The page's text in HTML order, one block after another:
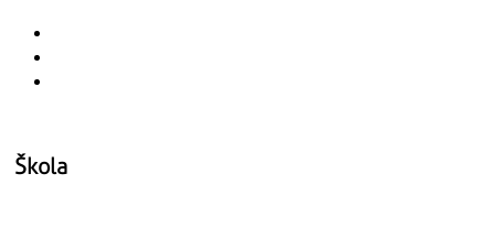
Škola